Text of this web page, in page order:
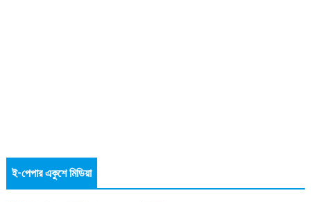
ই-পেপার একুশে মিডিয়া